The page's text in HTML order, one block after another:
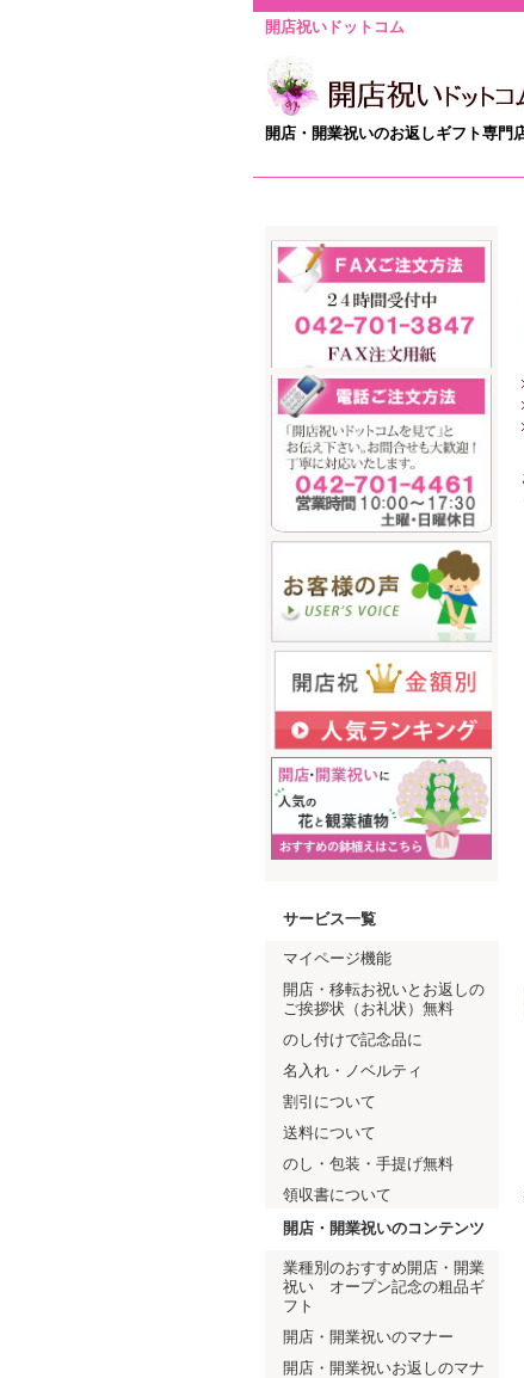
開店祝いドットコム
開店・開業祝いのお返しギフト専門
サービス一覧
マイページ機能
開店・移転お祝いとお返しの
ご挨拶状（お礼状）無料
のし付けで記念品に
名入れ・ノベルティ
割引について
送料について
のし・包装・手提げ無料
領収書について
開店・開業祝いのコンテンツ
業種別のおすすめ開店・開業
祝い オープン記念の粗品ギ
フト
開店・開業祝いのマナー
開店・開業祝いお返しのマナ